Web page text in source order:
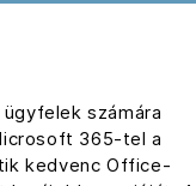
számára
365-tel a
kedvenc Office-